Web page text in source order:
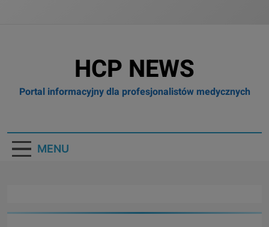
HCP NEWS
Portal informacyjny dla profesjonalistów medycznych
MENU